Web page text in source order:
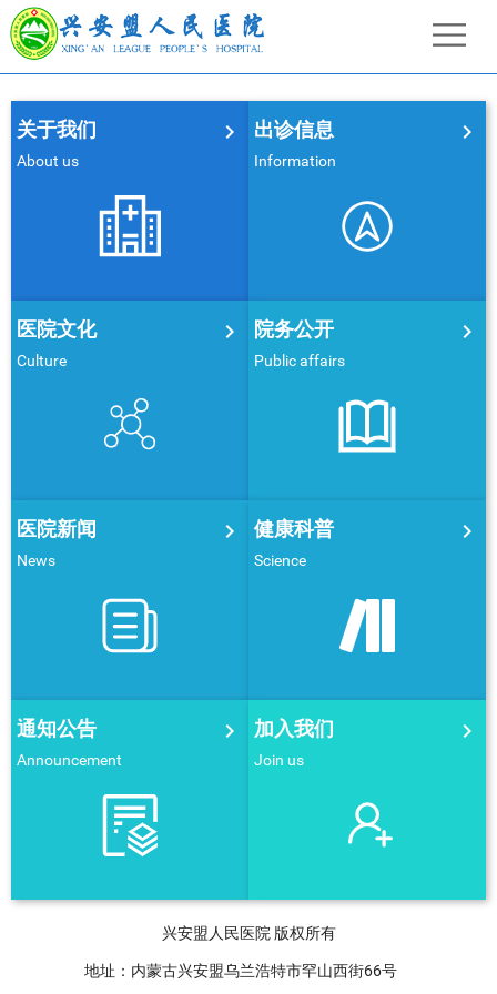
关于我们 
About us
出诊信息 
Information
医院文化 
Culture
院务公开 
Public affairs
医院新闻 
News
健康科普 
Science
通知公告 
Announcement
加入我们 
Join us
兴安盟人民医院 版权所有
地址：内蒙古兴安盟乌兰浩特市罕山西街66号